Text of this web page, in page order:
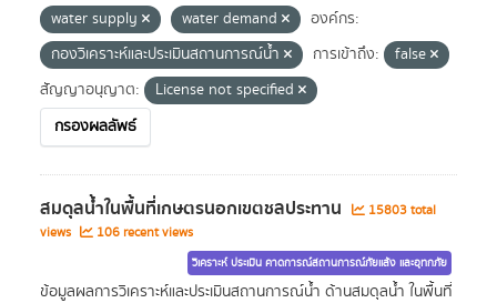
water supply
water demand
องค์กร:
กองวิเคราะห์และประเมินสถานการณ์น้ำ
การเข้าถึง:
false
สัญญาอนุญาต:
License not specified
กรองผลลัพธ์
สมดุลน้ำในพื้นที่เกษตรนอกเขตชลประทาน
15803 total
views
106 recent views
วิเคราะห์ ประเมิน คาดการณ์สถานการณ์ภัยแล้ง และอุทกภัย
ข้อมูลผลการวิเคราะห์และประเมินสถานการณ์น้ำ ด้านสมดุลน้ำ ในพื้นที่